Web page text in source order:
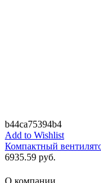
b44ca75394b4
Add to Wishlist
Компактный
6935.59 руб.